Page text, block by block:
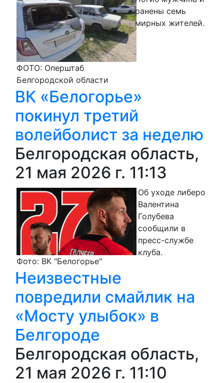
ФОТО: Оперштаб
Белгородской области
ранены семь
мирных жителей.
ВК «Белогорье»
покинул третий
волейболист за неделю
Белгородская область,
21 мая 2026 г. 11:13
Фото: ВК "Белогорье"
Об уходе либеро
Валентина
Голубева
сообщили в
пресс-службе
клуба.
Неизвестные
повредили смайлик на
«Мосту улыбок» в
Белгороде
Белгородская область,
21 мая 2026 г. 11:10